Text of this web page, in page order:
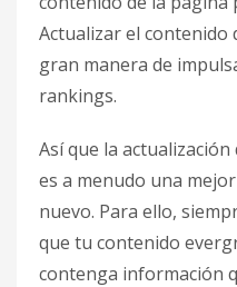
Actualizar el contenido
gran manera de
rankings.
Así que la
es a menudo una
nuevo. Para ello,
que tu contenido
contenga información